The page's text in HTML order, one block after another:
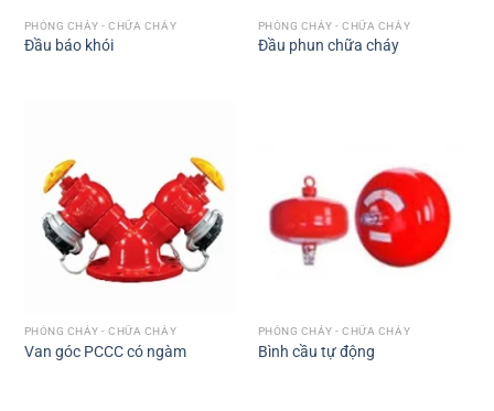
PHÒNG CHÁY - CHỮA CHÁY
Đầu báo khói
PHÒNG CHÁY - CHỮA CHÁY
Đầu phun chữa cháy
PHÒNG CHÁY - CHỮA CHÁY
Van góc PCCC có ngàm
PHÒNG CHÁY - CHỮA CHÁY
Bình cầu tự động